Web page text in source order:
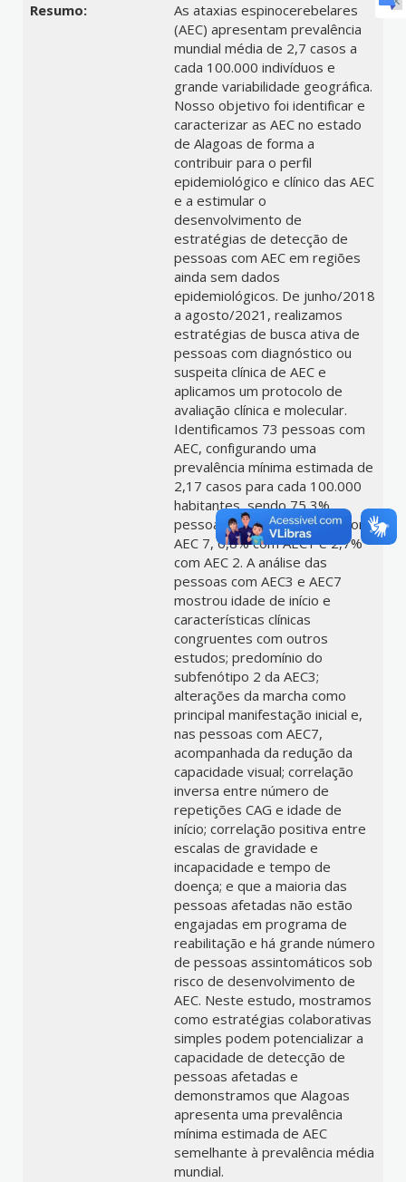
Resumo:
As ataxias espinocerebelares
(AEC) apresentam prevalência
mundial média de 2,7 casos a
cada 100.000 indivíduos e
grande variabilidade geográfica.
Nosso objetivo foi identificar e
caracterizar as AEC no estado
de Alagoas de forma a
contribuir para o perfil
epidemiológico e clínico das AEC
e a estimular o
desenvolvimento de
estratégias de detecção de
pessoas com AEC em regiões
ainda sem dados
epidemiológicos. De junho/2018
a agosto/2021, realizamos
estratégias de busca ativa de
pessoas com diagnóstico ou
suspeita clínica de AEC e
aplicamos um protocolo de
avaliação clínica e molecular.
Identificamos 73 pessoas com
AEC, configurando uma
prevalência mínima estimada de
2,17 casos para cada 100.000
habitantes, sendo 75,3%
pessoas com AEC3, 15,1% com
AEC 7, 6,8% com AEC1 e 2,7%
com AEC 2. A análise das
pessoas com AEC3 e AEC7
mostrou idade de início e
características clínicas
congruentes com outros
estudos; predomínio do
subfenótipo 2 da AEC3;
alterações da marcha como
principal manifestação inicial e,
nas pessoas com AEC7,
acompanhada da redução da
capacidade visual; correlação
inversa entre número de
repetições CAG e idade de
início; correlação positiva entre
escalas de gravidade e
incapacidade e tempo de
doença; e que a maioria das
pessoas afetadas não estão
engajadas em programa de
reabilitação e há grande número
de pessoas assintomáticos sob
risco de desenvolvimento de
AEC. Neste estudo, mostramos
como estratégias colaborativas
simples podem potencializar a
capacidade de detecção de
pessoas afetadas e
demonstramos que Alagoas
apresenta uma prevalência
mínima estimada de AEC
semelhante à prevalência média
mundial.